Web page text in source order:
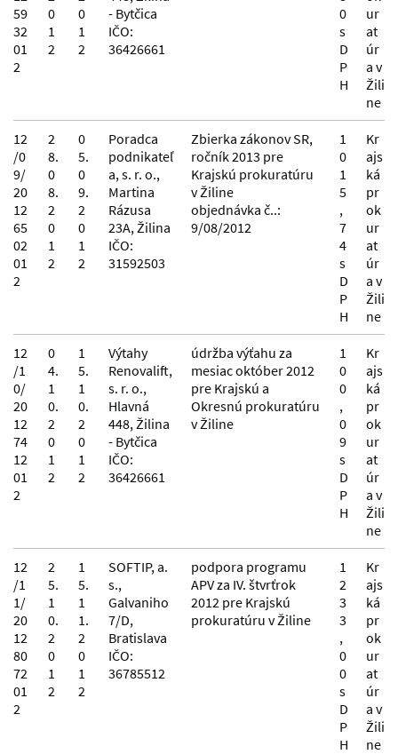
59
32
01
2
0
1
2
0
1
2
- Bytčica
IČO:
36426661
0
s
D
P
H
ur
at
úr
a v
Žili
ne
12
/0
9/
20
12
65
02
01
2
2
8.
0
8.
2
0
1
2
0
5.
0
9.
2
0
1
2
Poradca
podnikateľ
a, s. r. o.,
Martina
Rázusa
23A, Žilina
IČO:
31592503
Zbierka zákonov SR,
ročník 2013 pre
Krajskú prokuratúru
v Žiline
objednávka č..:
9/08/2012
1
0
1
5
,
7
4
s
D
P
H
Kr
ajs
ká
pr
ok
ur
at
úr
a v
Žili
ne
12
/1
0/
20
12
74
12
01
2
0
4.
1
0.
2
0
1
2
1
5.
1
0.
2
0
1
2
Výtahy
Renovalift,
s. r. o.,
Hlavná
448, Žilina
- Bytčica
IČO:
36426661
údržba výťahu za
mesiac október 2012
pre Krajskú a
Okresnú prokuratúru
v Žiline
1
0
0
,
0
9
s
D
P
H
Kr
ajs
ká
pr
ok
ur
at
úr
a v
Žili
ne
12
/1
1/
20
12
80
72
01
2
2
5.
1
0.
2
0
1
2
1
5.
1
1.
2
0
1
2
SOFTIP, a.
s.,
Galvaniho
7/D,
Bratislava
IČO:
36785512
podpora programu
APV za IV. štvrťrok
2012 pre Krajskú
prokuratúru v Žiline
1
2
3
3
,
0
0
s
D
P
H
Kr
ajs
ká
pr
ok
ur
at
úr
a v
Žili
ne